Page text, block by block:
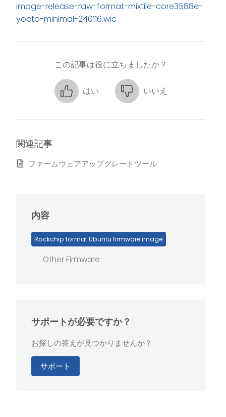
image-release-raw-format-mixtile-core3588e-
yocto-minimal-240116.wic
この記事は役に立ちましたか？
はい いいえ
関連記事
ファームウェアアップグレードツール
内容
Rockchip format Ubuntu firmware image
Other Firmware
サポートが必要ですか？
お探しの答えが見つかりませんか？
サポート